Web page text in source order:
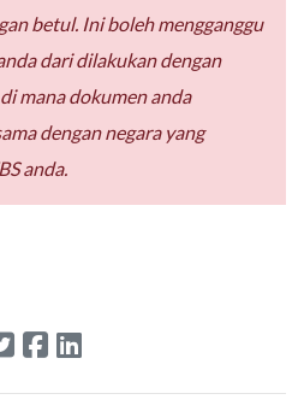
betul. Ini boleh mengganggu
dari dilakukan dengan
mana dokumen anda
dengan negara yang
anda.